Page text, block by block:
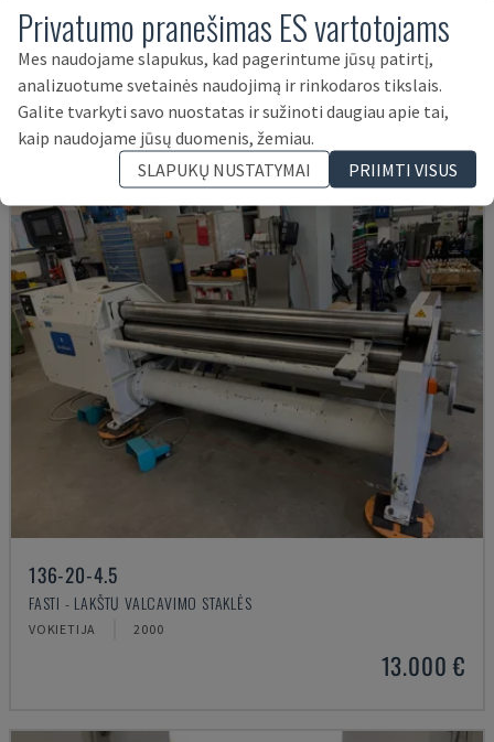
Produktai, susiję su:FASTI136-20-
4.5
136-20-4.5
FASTI - LAKŠTŲ VALCAVIMO STAKLĖS
VOKIETIJA 2000
13.000 €
Privatumo pranešimas ES vartotojams
Mes naudojame slapukus, kad pagerintume jūsų patirtį,
analizuotume svetainės naudojimą ir rinkodaros tikslais.
Galite tvarkyti savo nuostatas ir sužinoti daugiau apie tai,
kaip naudojame jūsų duomenis, žemiau.
SLAPUKŲ NUSTATYMAI
PRIIMTI VISUS